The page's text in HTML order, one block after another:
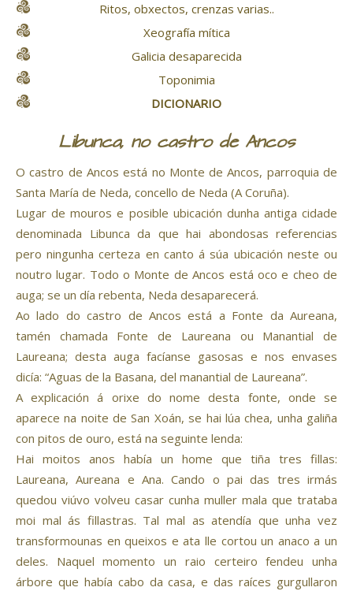
Ritos, obxectos, crenzas varias..
Xeografía mítica
Galicia desaparecida
Toponimia
DICIONARIO
Libunca, no castro de Ancos
O castro de Ancos está no Monte de Ancos, parroquia de
Santa María de Neda, concello de Neda (A Coruña).
Lugar de mouros e posible ubicación dunha antiga cidade
denominada Libunca da que hai abondosas referencias
pero ningunha certeza en canto á súa ubicación neste ou
noutro lugar. Todo o Monte de Ancos está oco e cheo de
auga; se un día rebenta, Neda desaparecerá.
Ao lado do castro de Ancos está a Fonte da Aureana,
tamén chamada Fonte de Laureana ou Manantial de
Laureana; desta auga facíanse gasosas e nos envases
dicía: “Aguas de la Basana, del manantial de Laureana”.
A explicación á orixe do nome desta fonte, onde se
aparece na noite de San Xoán, se hai lúa chea, unha galiña
con pitos de ouro, está na seguinte lenda:
Hai moitos anos había un home que tiña tres fillas:
Laureana, Aureana e Ana. Cando o pai das tres irmás
quedou viúvo volveu casar cunha muller mala que trataba
moi mal ás fillastras. Tal mal as atendía que unha vez
transformounas en queixos e ata lle cortou un anaco a un
deles. Naquel momento un raio certeiro fendeu unha
árbore que había cabo da casa, e das raíces gurgullaron